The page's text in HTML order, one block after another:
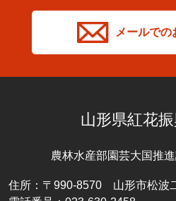
メールで
山形県紅花
農林水産部園芸大国推
住所：〒990-8570 山形市松波